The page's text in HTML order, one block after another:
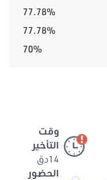
77.78%
77.78%
70%
وقت
التأخير
14دق
الحضور